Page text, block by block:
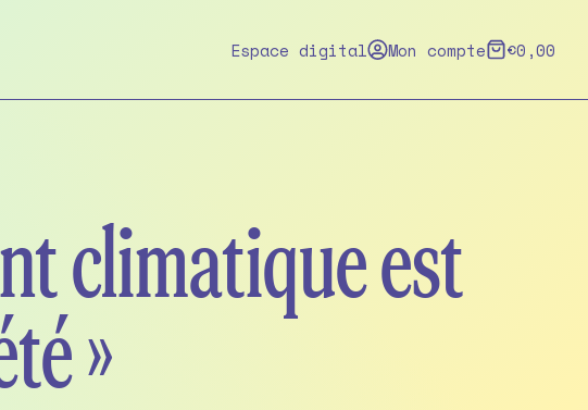
Espace digital Mon compte €0,00
climatique est
»